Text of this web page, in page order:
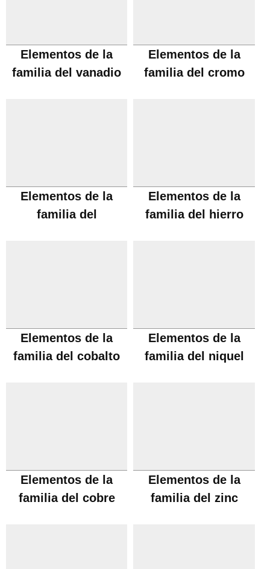
Elementos de la
familia del vanadio
Elementos de la
familia del cromo
Elementos de la
familia del
Elementos de la
familia del hierro
Elementos de la
familia del cobalto
Elementos de la
familia del niquel
Elementos de la
familia del cobre
Elementos de la
familia del zinc